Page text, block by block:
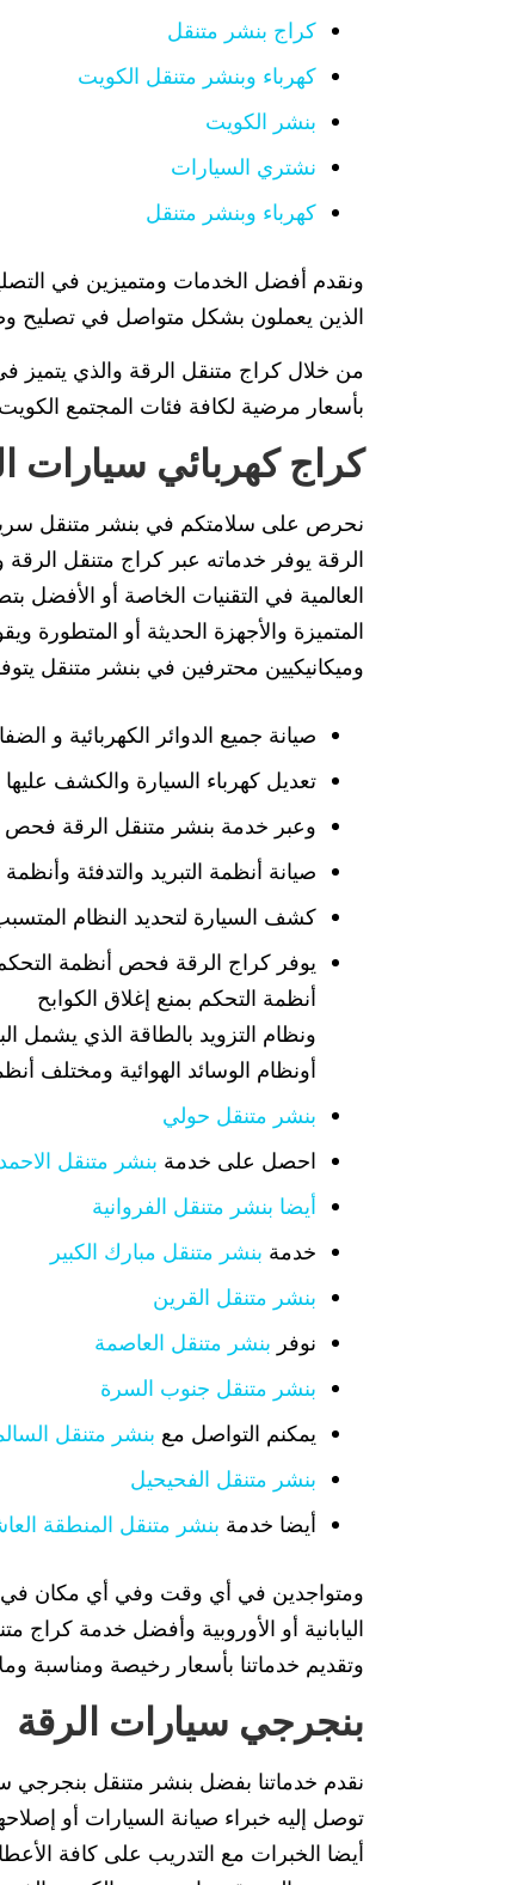
كراج بنشر متنقل
كهرباء وبنشر متنقل الكويت
بنشر الكويت
نشتري السيارات
كهرباء وبنشر متنقل
ونقدم أفضل الخدمات ومتميزين في
الذين يعملون بشكل متواصل في تصليح
من خلال كراج متنقل الرقة والذي يتميز
بأسعار مرضية لكافة فئات المجتمع
كراج كهربائي سيارات
نحرص على سلامتكم في بنشر متنقل
الرقة يوفر خدماته عبر كراج متنقل الرقة
العالمية في التقنيات الخاصة أو الأفضل
المتميزة والأجهزة الحديثة أو
وميكانيكيين محترفين في بنشر متنقل
صيانة جميع الدوائر الكهربائية و
تعديل كهرباء السيارة والكشف
وعبر خدمة بنشر متنقل الرقة فحص
صيانة أنظمة التبريد والتدفئة وأنظمة
كشف السيارة لتحديد النظام
يوفر كراج الرقة فحص أنظمة
أنظمة التحكم بمنع إغلاق الكوابح
ونظام التزويد بالطاقة الذي يشمل
أونظام الوسائد الهوائية ومختلف
بنشر متنقل حولي
احصل على خدمة بنشر متنقل
أيضا بنشر متنقل الفروانية
خدمة بنشر متنقل مبارك الكبير
بنشر متنقل القرين
نوفر بنشر متنقل العاصمة
بنشر متنقل جنوب السرة
يمكنم التواصل مع بنشر متنقل
بنشر متنقل الفحيحيل
أيضا خدمة بنشر متنقل المنطقة
ومتواجدين في أي وقت وفي أي مكان في
اليابانية أو الأوروبية وأفضل خدمة
وتقديم خدماتنا بأسعار رخيصة ومناسبة
بنجرجي سيارات الرقة
نقدم خدماتنا بفضل بنشر متنقل بنجرجي
توصل إليه خبراء صيانة السيارات أو
أيضا الخبرات مع التدريب على كافة